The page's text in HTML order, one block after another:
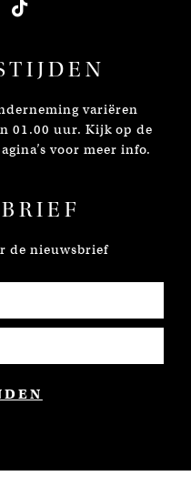
variëren
01.00 uur. Kijk op de
voor meer info.
de nieuwsbrief